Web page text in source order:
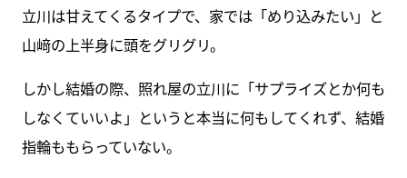
立川は甘えてくるタイプで、家では「めり込みたい」と
山﨑の上半身に頭をグリグリ。
しかし結婚の際、照れ屋の立川に「サプライズとか何も
しなくていいよ」というと本当に何もしてくれず、結婚
指輪ももらっていない。